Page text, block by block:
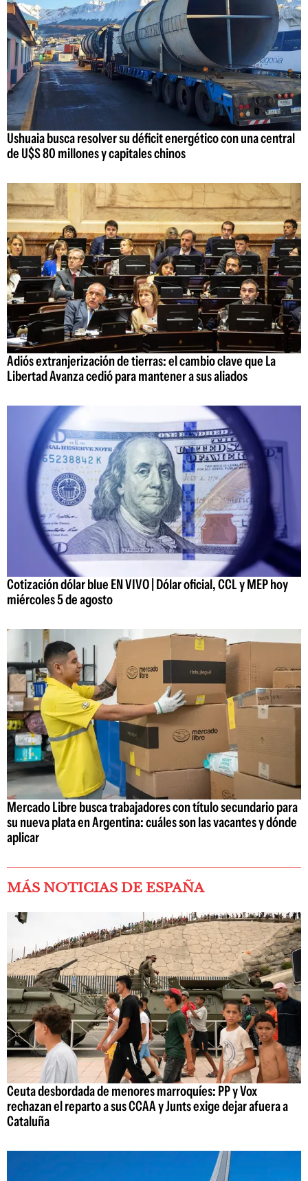
Ushuaia busca resolver su déficit energético con una central
de U$S 80 millones y capitales chinos
Adiós extranjerización de tierras: el cambio clave que La
Libertad Avanza cedió para mantener a sus aliados
Cotización dólar blue EN VIVO | Dólar oficial, CCL y MEP hoy
miércoles 5 de agosto
Mercado Libre busca trabajadores con título secundario para
su nueva plata en Argentina: cuáles son las vacantes y dónde
aplicar
MÁS NOTICIAS DE ESPAÑA
Ceuta desbordada de menores marroquíes: PP y Vox
rechazan el reparto a sus CCAA y Junts exige dejar afuera a
Cataluña